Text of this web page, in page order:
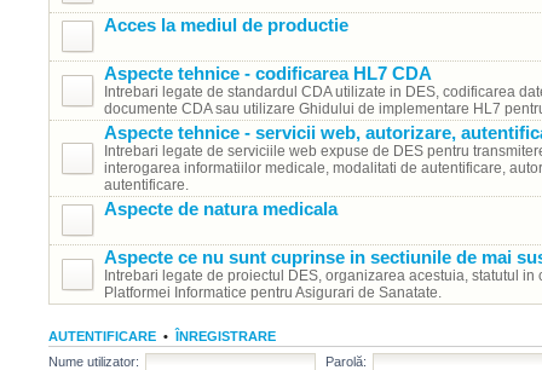
Acces la mediul de productie
Aspecte tehnice - codificarea HL7 CDA
Intrebari legate de standardul CDA utilizate in DES, codificarea
documente CDA sau utilizare Ghidului de implementare HL7
Aspecte tehnice - servicii web, autorizare,
Intrebari legate de serviciile web expuse de DES pentru
interogarea informatiilor medicale, modalitati de autentificare,
autentificare.
Aspecte de natura medicala
Aspecte ce nu sunt cuprinse in sectiunile de mai
Intrebari legate de proiectul DES, organizarea acestuia, statutul in
Platformei Informatice pentru Asigurari de Sanatate.
AUTENTIFICARE • ÎNREGISTRARE
Nume utilizator:
Parolă: